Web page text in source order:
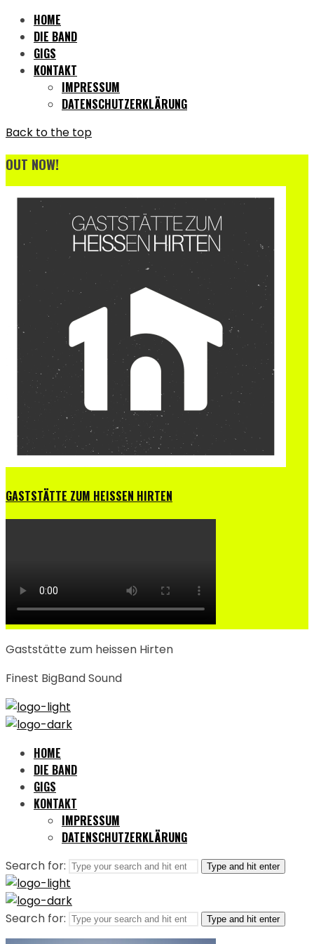
HOME
DIE BAND
GIGS
KONTAKT
IMPRESSUM
DATENSCHUTZERKLÄRUNG
Back to the top
OUT NOW!
GASTSTÄTTE ZUM HEISSEN HIRTEN
Gaststätte zum heissen Hirten
Finest BigBand Sound
HOME
DIE BAND
GIGS
KONTAKT
IMPRESSUM
DATENSCHUTZERKLÄRUNG
Search for: Type and hit enter
Search for: Type and hit enter